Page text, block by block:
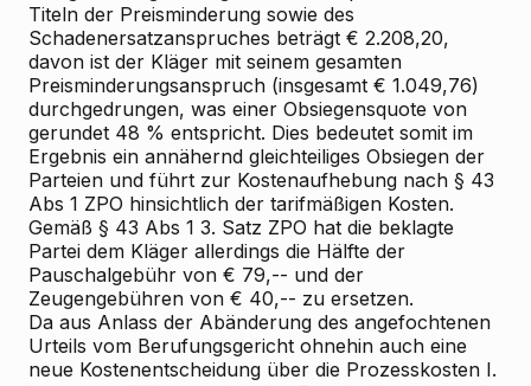
Titeln der Preisminderung sowie des
Schadenersatzanspruches beträgt € 2.208,20,
davon ist der Kläger mit seinem gesamten
Preisminderungsanspruch (insgesamt € 1.049,76)
durchgedrungen, was einer Obsiegensquote von
gerundet 48 % entspricht. Dies bedeutet somit im
Ergebnis ein annähernd gleichteiliges Obsiegen der
Parteien und führt zur Kostenaufhebung nach § 43
Abs 1 ZPO hinsichtlich der tarifmäßigen Kosten.
Gemäß § 43 Abs 1 3. Satz ZPO hat die beklagte
Partei dem Kläger allerdings die Hälfte der
Pauschalgebühr von € 79,-- und der
Zeugengebühren von € 40,-- zu ersetzen.
Da aus Anlass der Abänderung des angefochtenen
Urteils vom Berufungsgericht ohnehin auch eine
neue Kostenentscheidung über die Prozesskosten I.